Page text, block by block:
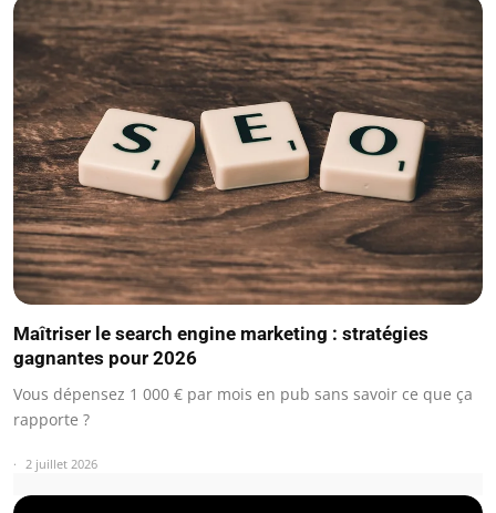
Maîtriser le search engine marketing : stratégies
gagnantes pour 2026
Vous dépensez 1 000 € par mois en pub sans savoir ce que ça
rapporte ?
2 juillet 2026